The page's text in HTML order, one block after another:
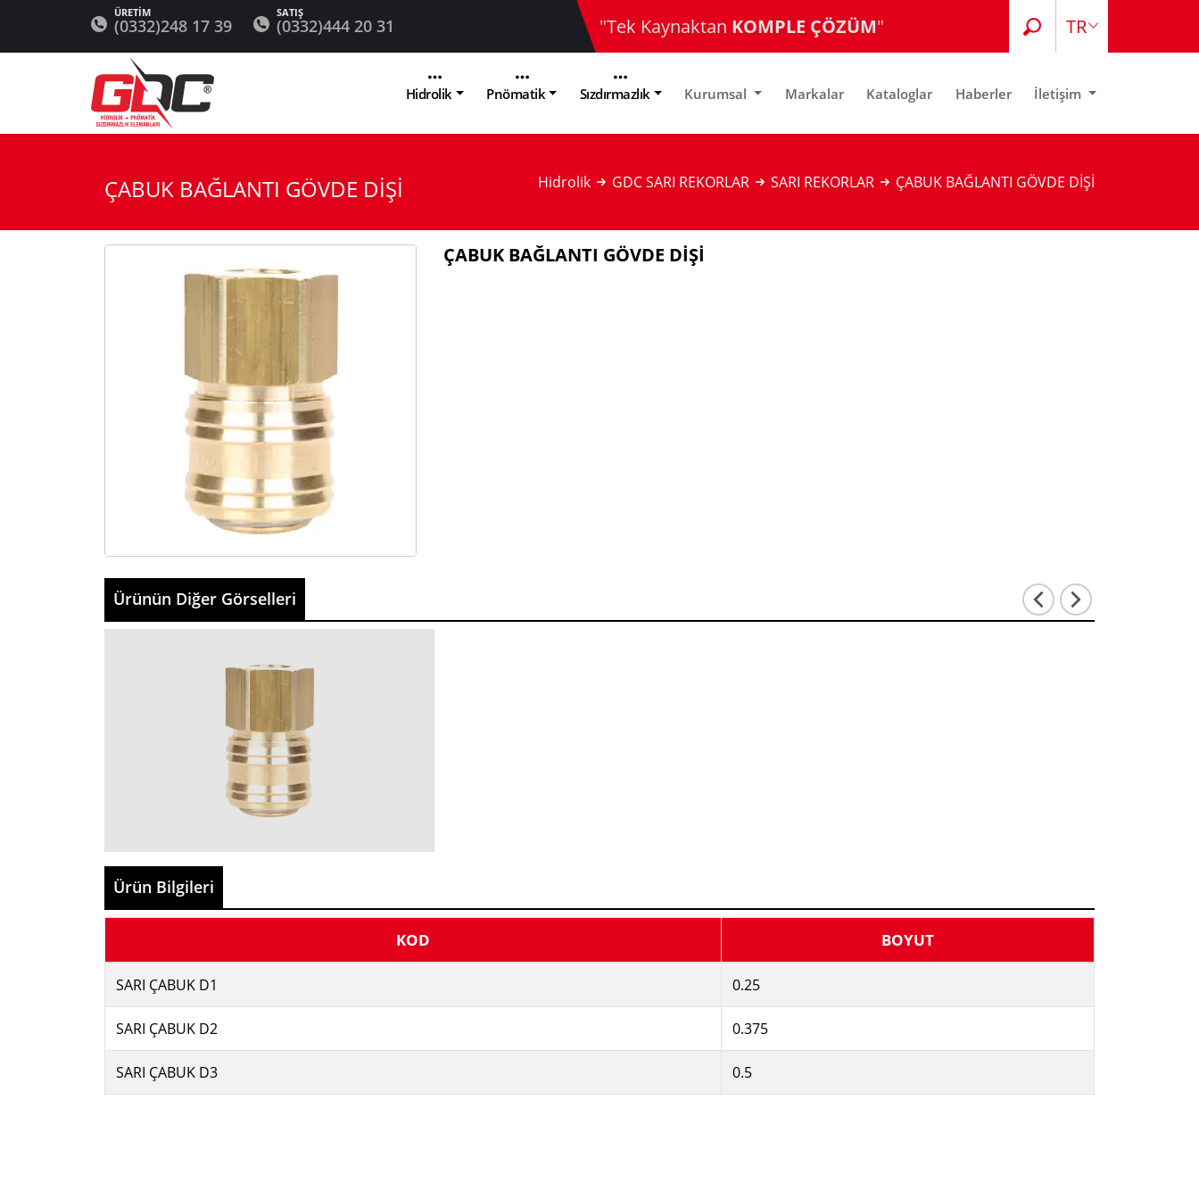
(0332)248 17 39 (0332)444 20 31 "Tek Kaynaktan KOMPLE ÇÖZÜM" TR
EN
Hidrolik Pnömatik Sızdırmazlık Kurumsal Markalar Kataloglar Haberler İletişim
ÇABUK BAĞLANTI GÖVDE DİŞİ Hidrolik GDC SARI REKORLAR SARI REKORLAR ÇABUK BAĞLANTI GÖVDE DİŞİ
ÇABUK BAĞLANTI GÖVDE DİŞİ
Ürünün Diğer Görselleri
Ürün Bilgileri
KOD BOYUT
SARI ÇABUK D1 0.25
SARI ÇABUK D2 0.375
SARI ÇABUK D3 0.5